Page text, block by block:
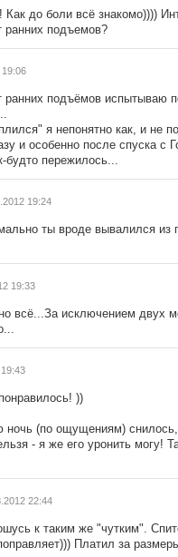
Как до боли всё знакомо))))
ранних подъемов?
ранних подъёмов испытываю
я непонятно как, и не
и особенно после спуска с
будто пережилось...
19:24
ты вроде вывалился из
19:33
всё...За исключением двух
19:43
))
ночь (по ощущениям)
- я же его уронить могу!
22:44
к таким же "чутким".
Платил за